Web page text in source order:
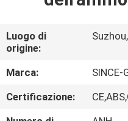
DI
NOI
VISITA
ALLA
Luogo di
origine:
Marca:
SINCE-
Certificazione: